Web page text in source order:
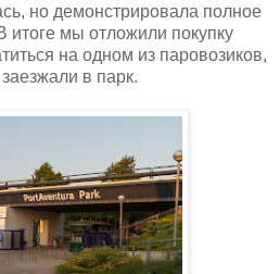
но демонстрировала полное
итоге мы отложили покупку
на одном из паровозиков,
в парк.